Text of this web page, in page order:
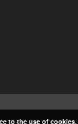
to the use of cookies.